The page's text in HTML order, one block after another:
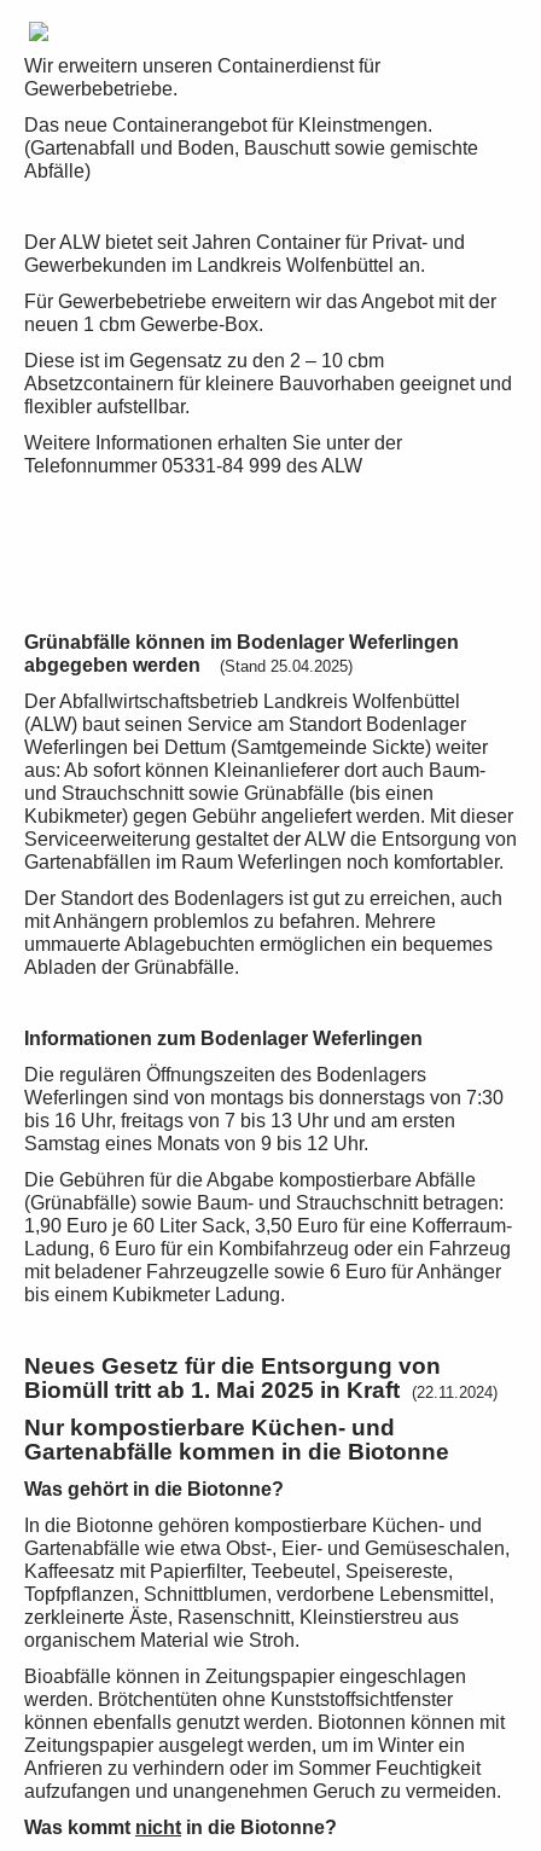
Wir erweitern unseren Containerdienst für
Gewerbebetriebe.
Das neue Containerangebot für Kleinstmengen.
(Gartenabfall und Boden, Bauschutt sowie gemischte
Abfälle)
Der ALW bietet seit Jahren Container für Privat- und
Gewerbekunden im Landkreis Wolfenbüttel an.
Für Gewerbebetriebe erweitern wir das Angebot mit der
neuen 1 cbm Gewerbe-Box.
Diese ist im Gegensatz zu den 2 – 10 cbm
Absetzcontainern für kleinere Bauvorhaben geeignet und
flexibler aufstellbar.
Weitere Informationen erhalten Sie unter der
Telefonnummer 05331-84 999 des ALW
Grünabfälle können im Bodenlager Weferlingen
abgegeben werden (Stand 25.04.2025)
Der Abfallwirtschaftsbetrieb Landkreis Wolfenbüttel
(ALW) baut seinen Service am Standort Bodenlager
Weferlingen bei Dettum (Samtgemeinde Sickte) weiter
aus: Ab sofort können Kleinanlieferer dort auch Baum-
und Strauchschnitt sowie Grünabfälle (bis einen
Kubikmeter) gegen Gebühr angeliefert werden. Mit dieser
Serviceerweiterung gestaltet der ALW die Entsorgung von
Gartenabfällen im Raum Weferlingen noch komfortabler.
Der Standort des Bodenlagers ist gut zu erreichen, auch
mit Anhängern problemlos zu befahren. Mehrere
ummauerte Ablagebuchten ermöglichen ein bequemes
Abladen der Grünabfälle.
Informationen zum Bodenlager Weferlingen
Die regulären Öffnungszeiten des Bodenlagers
Weferlingen sind von montags bis donnerstags von 7:30
bis 16 Uhr, freitags von 7 bis 13 Uhr und am ersten
Samstag eines Monats von 9 bis 12 Uhr.
Die Gebühren für die Abgabe kompostierbare Abfälle
(Grünabfälle) sowie Baum- und Strauchschnitt betragen:
1,90 Euro je 60 Liter Sack, 3,50 Euro für eine Kofferraum-
Ladung, 6 Euro für ein Kombifahrzeug oder ein Fahrzeug
mit beladener Fahrzeugzelle sowie 6 Euro für Anhänger
bis einem Kubikmeter Ladung.
Neues Gesetz für die Entsorgung von
Biomüll tritt ab 1. Mai 2025 in Kraft
(22.11.2024)
Nur kompostierbare Küchen- und
Gartenabfälle kommen in die Biotonne
Was gehört in die Biotonne?
In die Biotonne gehören kompostierbare Küchen- und
Gartenabfälle wie etwa Obst-, Eier- und Gemüseschalen,
Kaffeesatz mit Papierfilter, Teebeutel, Speisereste,
Topfpflanzen, Schnittblumen, verdorbene Lebensmittel,
zerkleinerte Äste, Rasenschnitt, Kleinstierstreu aus
organischem Material wie Stroh.
Bioabfälle können in Zeitungspapier eingeschlagen
werden. Brötchentüten ohne Kunststoffsichtfenster
können ebenfalls genutzt werden. Biotonnen können mit
Zeitungspapier ausgelegt werden, um im Winter ein
Anfrieren zu verhindern oder im Sommer Feuchtigkeit
aufzufangen und unangenehmen Geruch zu vermeiden.
Was kommt nicht in die Biotonne?